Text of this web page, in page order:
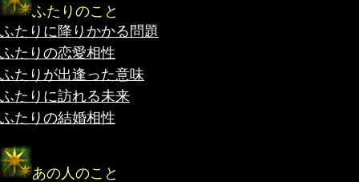
ふたりのこと
ふたりに降りかかる問題
ふたりの恋愛相性
ふたりが出逢った意味
ふたりに訪れる未来
ふたりの結婚相性
あの人のこと